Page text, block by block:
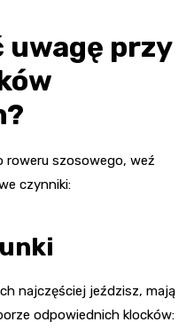
uwagę przy
roweru szosowego, weź
czynniki:
najczęściej jeździsz, mają
odpowiednich klocków: